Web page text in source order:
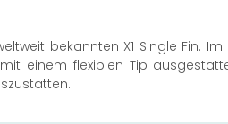
bekannten X1 Single Fin.
einem flexiblen Tip